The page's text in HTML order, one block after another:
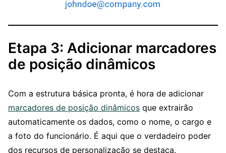
Etapa 3: Adicionar marcadores
de posição dinâmicos
Com a estrutura básica pronta, é hora de adicionar
marcadores de posição dinâmicos que extrairão
automaticamente os dados, como o nome, o cargo e
a foto do funcionário. É aqui que o verdadeiro poder
dos recursos de personalização se destaca.